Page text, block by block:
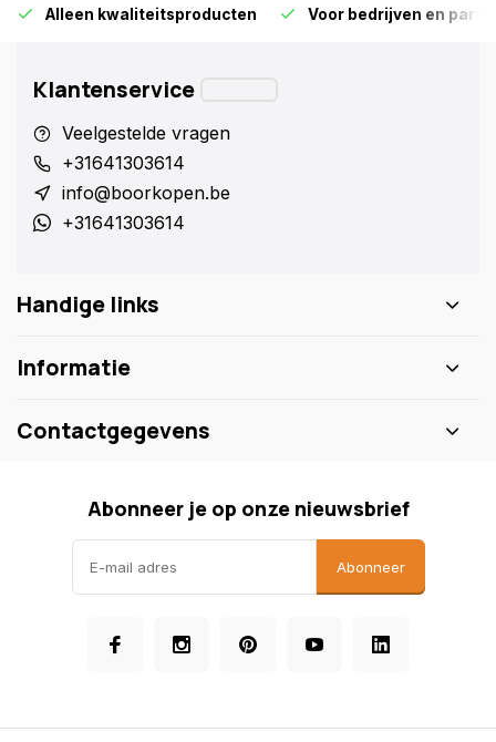
Alleen kwaliteitsproducten Voor bedrijven en
Klantenservice
Veelgestelde vragen
+31641303614
info@boorkopen.be
+31641303614
Handige links
Informatie
Contactgegevens
Abonneer je op onze nieuwsbrief
Abonneer